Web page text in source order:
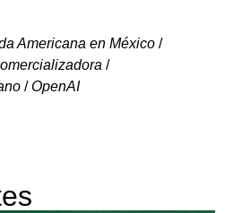
Americana en México /
/
/OpenAI